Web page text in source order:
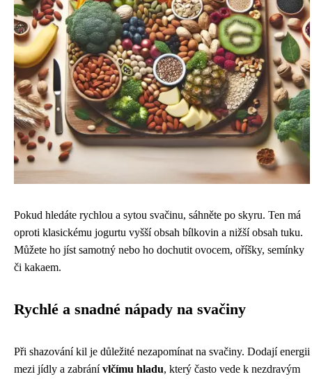
Pokud hledáte rychlou a sytou svačinu, sáhněte po skyru. Ten má
oproti klasickému jogurtu vyšší obsah bílkovin a nižší obsah tuku.
Můžete ho jíst samotný nebo ho dochutit ovocem, oříšky, semínky
či kakaem.
Rychlé a snadné nápady na svačiny
Při shazování kil je důležité nezapomínat na svačiny. Dodají energii
mezi jídly a zabránívlčímu hladu, který často vede k nezdravým